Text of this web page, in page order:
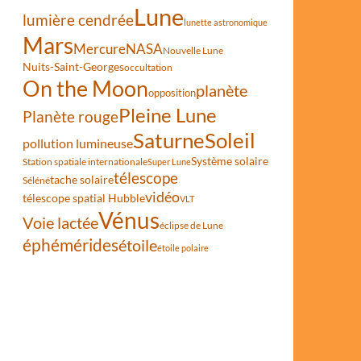
lumière cendréeLunelunette astronomique
MarsMercureNASANouvelle Lune
Nuits-Saint-Georgesoccultation
On the Moonoppositionplanète
Planète rougePleine Lune
pollution lumineuseSaturneSoleil
Station spatiale internationaleSuper LuneSystème solaire
Sélénétache solairetélescope
télescope spatial HubblevidéoVLT
Voie lactéeVénuséclipse de Lune
éphéméridesétoileétoile polaire